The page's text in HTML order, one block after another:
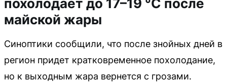
похолодает до 17–19 °C после
майской жары
Синоптики сообщили, что после знойных дней в
регион придет кратковременное похолодание,
но к выходным жара вернется с грозами.